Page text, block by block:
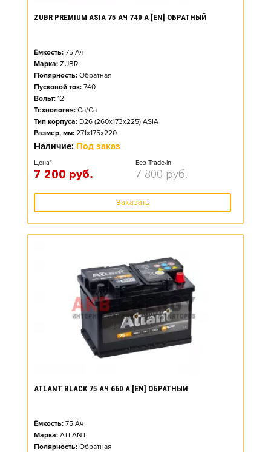
ZUBR PREMIUM ASIA 75 АЧ 740 А [EN] ОБРАТНЫЙ
Ёмкость: 75 Ач
Марка: ZUBR
Полярность: Обратная
Пусковой ток: 740
Вольт: 12
Технология: Ca/Ca
Тип корпуса: D26 (260x173x225) ASIA
Размер, мм: 271x175x220
Наличие: Под заказ
Цена*
7 200 руб.
Без Trade-in
7 800 руб.
Заказать
ATLANT BLACK 75 АЧ 660 А [EN] ОБРАТНЫЙ
Ёмкость: 75 Ач
Марка: ATLANT
Полярность: Обратная